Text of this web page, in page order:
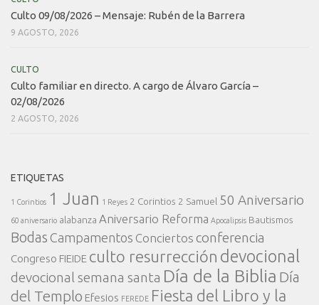
Culto 09/08/2026 – Mensaje: Rubén de la Barrera
9 AGOSTO, 2026
CULTO
Culto familiar en directo. A cargo de Álvaro García –
02/08/2026
2 AGOSTO, 2026
ETIQUETAS
1 Corintios 1 Juan 1 Reyes 2 Corintios 2 Samuel 50 Aniversario
60 aniversario alabanza Aniversario Reforma Apocalipsis Bautismos
Bodas Campamentos Conciertos conferencia
Congreso FIEIDE culto resurrección devocional
devocional semana santa Día de la Biblia Día
del Templo Efesios FEREDE Fiesta del Libro y la